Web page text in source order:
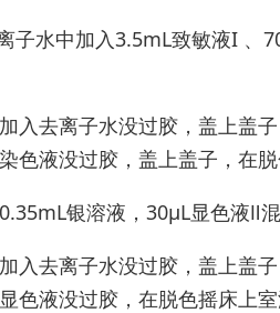
⼦水中加⼊3.5mL致敏液I 、
⼊去离⼦水没过胶，盖上盖
色液没过胶，盖上盖⼦，在
银溶液，30μL显色液Ⅱ混
⼊去离⼦水没过胶，盖上盖
色液没过胶，在脱色摇床上